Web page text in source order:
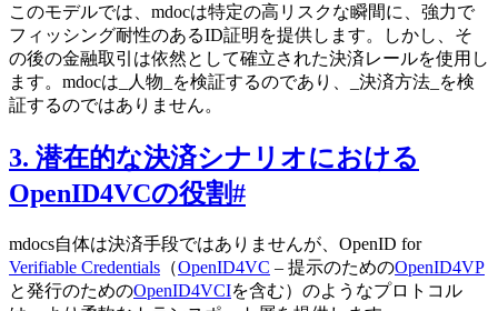
このモデルでは、mdocは特定の高リスクな瞬間に、強力で
フィッシング耐性のあるID証明を提供します。しかし、そ
の後の金融取引は依然として確立された決済レールを使用し
ます。mdocは_人物_を検証するのであり、_決済方法_を検
証するのではありません。
3. 潜在的な決済シナリオにおける
OpenID4VCの役割#
mdocs自体は決済手段ではありませんが、OpenID for
Verifiable Credentials （OpenID4VC – 提示のためのOpenID4VP
と発行のためのOpenID4VCIを含む）のようなプロトコル